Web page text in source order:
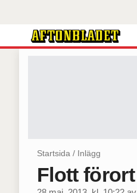
Startsida / Inlägg
Flott förort